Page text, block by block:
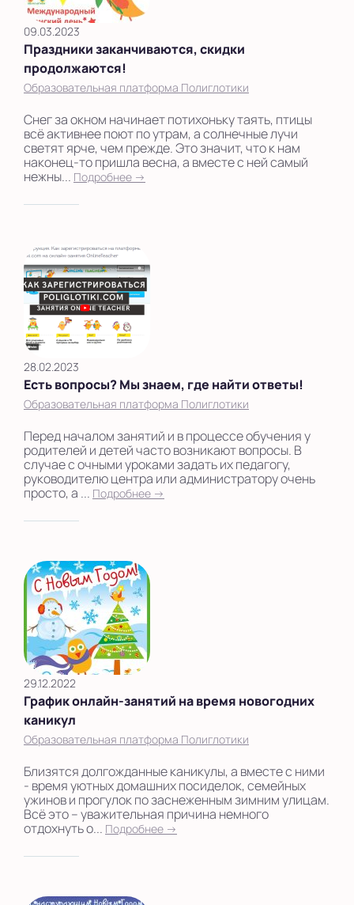
09.03.2023
Праздники заканчиваются, скидки
продолжаются!
Образовательная платформа Полиглотики
Снег за окном начинает потихоньку таять, птицы
всё активнее поют по утрам, а солнечные лучи
светят ярче, чем прежде. Это значит, что к нам
наконец-то пришла весна, а вместе с ней самый
нежны... Подробнее →
28.02.2023
Есть вопросы? Мы знаем, где найти ответы!
Образовательная платформа Полиглотики
Перед началом занятий и в процессе обучения у
родителей и детей часто возникают вопросы. В
случае с очными уроками задать их педагогу,
руководителю центра или администратору очень
просто, а ... Подробнее →
29.12.2022
График онлайн-занятий на время новогодних
каникул
Образовательная платформа Полиглотики
Близятся долгожданные каникулы, а вместе с ними
- время уютных домашних посиделок, семейных
ужинов и прогулок по заснеженным зимним улицам.
Всё это – уважительная причина немного
отдохнуть о... Подробнее →